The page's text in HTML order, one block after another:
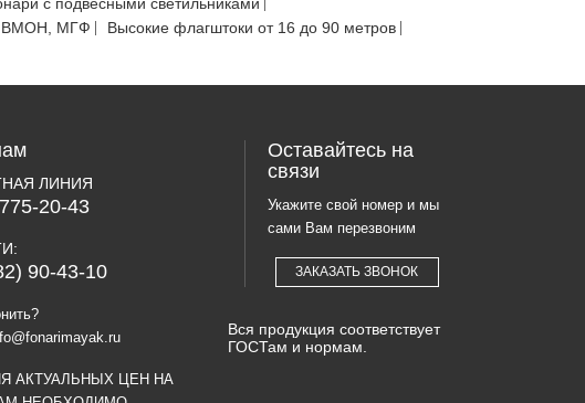
ВМОН, МГФ
Высокие флагштоки от 16 до 90 метров
ЛИНИЯ
20-43
90-43-10
АКТУАЛЬНЫХ ЦЕН НА
Оставайтесь на
связи
Укажите свой номер и мы
сами Вам перезвоним
ЗАКАЗАТЬ ЗВОНОК
Вся продукция соответствует
ГОСТам и нормам.